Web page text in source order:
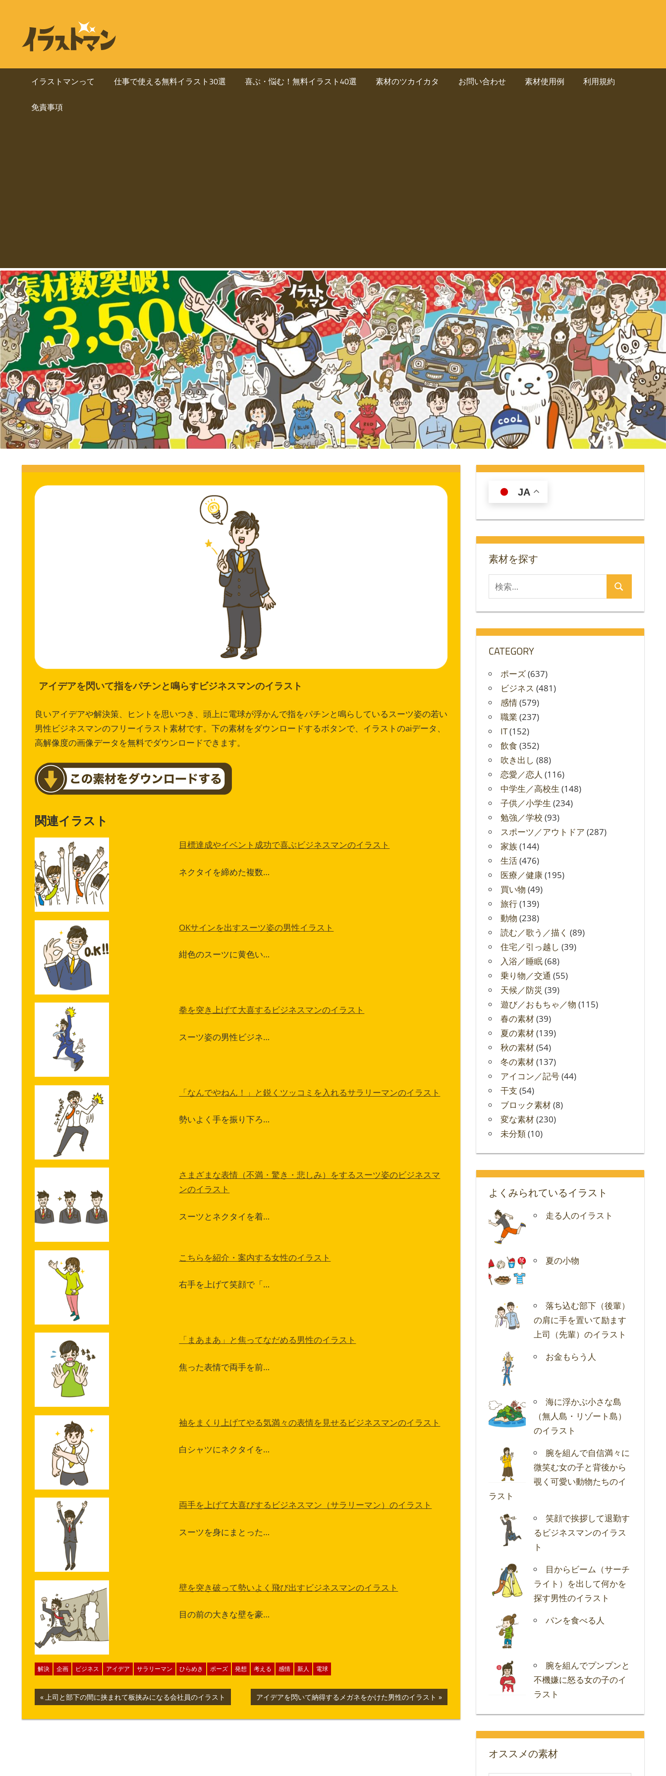
ネ
人
物
イ
ラ
ス
ト
専
門
サ
ラ
ス
を
ダ
ウ
ン
ロ
ー
ド
き
る
人
物
イ
ラ
ス
専
イラストマンって 仕事で使える無料イラスト30選 喜ぶ・悩む！無料イラスト40選 素材のツカイカタ お問い合わせ 素材使用例 利用規約
免責事項
アイデアを閃いて指をパチンと鳴らすビジネスマンのイラスト
良いアイデアや解決策、ヒントを思いつき、頭上に電球が浮かんで指をパチンと鳴らしているスーツ姿の若い
男性ビジネスマンのフリーイラスト素材です。下の素材をダウンロードするボタンで、イラストのaiデータ、
高解像度の画像データを無料でダウンロードできます。
関連イラスト
目標達成やイベント成功で喜ぶビジネスマンのイラスト
ネクタイを締めた複数…
OKサインを出すスーツ姿の男性イラスト
紺色のスーツに黄色い…
拳を突き上げて大喜するビジネスマンのイラスト
スーツ姿の男性ビジネ…
「なんでやねん！」と鋭くツッコミを入れるサラリーマンのイラスト
勢いよく手を振り下ろ…
さまざまな表情（不満・驚き・悲しみ）をするスーツ姿のビジネスマ
ンのイラスト
スーツとネクタイを着…
こちらを紹介・案内する女性のイラスト
右手を上げて笑顔で「…
「まあまあ」と焦ってなだめる男性のイラスト
焦った表情で両手を前…
袖をまくり上げてやる気満々の表情を見せるビジネスマンのイラスト
白シャツにネクタイを…
両手を上げて大喜びするビジネスマン（サラリーマン）のイラスト
スーツを身にまとった…
壁を突き破って勢いよく飛び出すビジネスマンのイラスト
目の前の大きな壁を豪…
解決 企画 ビジネス アイデア サラリーマン ひらめき ポーズ 発想 考える 感情 新人 電球
投
稿
前
の
記
上司と部下の間に挟まれて板挟みになる会社員のイラスト
次
の
記
アイデアを閃いて納得するメガネをかけた男性のイラスト
JA
素材を探す
検
索
対
検
CATEGORY
ポーズ(637)
ビジネス (481)
感情(579)
職業 (237)
IT(152)
飲食 (352)
吹き出し (88)
恋愛／恋人 (116)
中学生／高校生 (148)
子供／小学生 (234)
勉強／学校 (93)
スポーツ／アウトドア (287)
家族(144)
生活(476)
医療／健康(195)
買い物 (49)
旅行(139)
動物 (238)
読む／歌う／描く (89)
住宅／引っ越し (39)
入浴／睡眠(68)
乗り物／交通 (55)
天候／防災 (39)
遊び／おもちゃ／物 (115)
春の素材(39)
夏の素材(139)
秋の素材(54)
冬の素材(137)
アイコン／記号(44)
干支 (54)
ブロック素材(8)
変な素材(230)
未分類(10)
よくみられているイラスト
走る人のイラスト
夏の小物
落ち込む部下（後輩）
の肩に手を置いて励ます
上司（先輩）のイラスト
お金もらう人
海に浮かぶ小さな島
（無人島・リゾート島）
のイラスト
腕を組んで自信満々に
微笑む女の子と背後から
覗く可愛い動物たちのイ
ラスト
笑顔で挨拶して退勤す
るビジネスマンのイラス
ト
目からビーム（サーチ
ライト）を出して何かを
探す男性のイラスト
パンを食べる人
腕を組んでプンプンと
不機嫌に怒る女の子のイ
ラスト
オススメの素材